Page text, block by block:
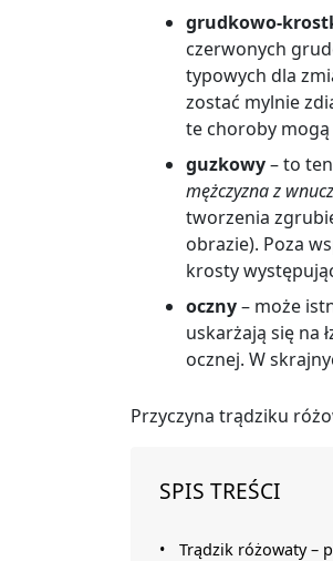
grudkowo-
czerwonych
typowych dla
zostać mylnie
te choroby mogą
guzkowy– to
mężczyzna z
tworzenia
obrazie). Poza
krosty
oczny– może
uskarżają się na
ocznej. W
Przyczyna trądziku
SPIS TREŚCI
Trądzik różowaty –